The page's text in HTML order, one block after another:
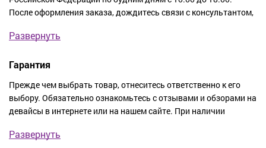
После оформления заказа, дождитесь связи с консультантом,
удобно получить заказ. Доставка покупки осуществляется в
Бесплатно.
Развернуть
Гарантия
Прежде чем выбрать товар, отнеситесь ответственно к его
выбору. Обязательно ознакомьтесь с отзывами и обзорами на
девайсы в интернете или на нашем сайте. При наличии
нашим консультантом. Вы получите подробную консультацию
Развернуть